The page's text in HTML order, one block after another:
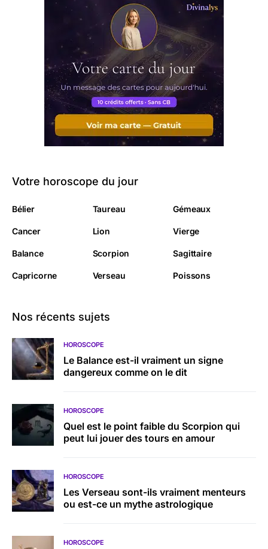
Votre horoscope du jour
Bélier Taureau Gémeaux
Cancer Lion Vierge
Balance Scorpion Sagittaire
Capricorne Verseau Poissons
Nos récents sujets
HOROSCOPE
Le Balance est-il vraiment un signe
dangereux comme on le dit
HOROSCOPE
Quel est le point faible du Scorpion qui
peut lui jouer des tours en amour
HOROSCOPE
Les Verseau sont-ils vraiment menteurs
ou est-ce un mythe astrologique
HOROSCOPE